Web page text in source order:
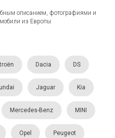
описанием, фотографиями и
из Европы
Dacia DS
Jaguar Kia
Mercedes-Benz MINI
Opel Peugeot